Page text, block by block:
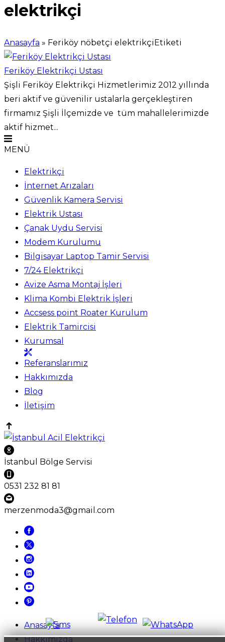
elektrikçi
Anasayfa » Feriköy nöbetçi elektrikçiEtiketi
Feriköy Elektrikçi Ustası
Şişli Feriköy Elektrikçi Hizmetlerimiz 2012 yıllında
beri aktif ve güvenilir ustalarla gerçekleştiren
firmamız Şişli İlçemizde ve tüm mahallelerimizde
aktif hizmet...
MENÜ
Elektrikçi
İnternet Arızaları
Güvenlik Kamera Servisi
Elektrik Ustası
Çanak Uydu Servisi
Modem Kurulumu
Bilgisayar Laptop Tamir Servisi
7/24 Elektrikçi
Avize Asma Montaj İşleri
Klima Kombi Elektrik İşleri
Accsess point Roater Kurulum
Elektrik Tamircisi
Kurumsal
Referanslarımız
Hakkımızda
Blog
İletişim
İstanbul Bölge Servisi
0531 232 81 81
merzenmoda3@gmail.com
Anasayfa
Hakkımızda